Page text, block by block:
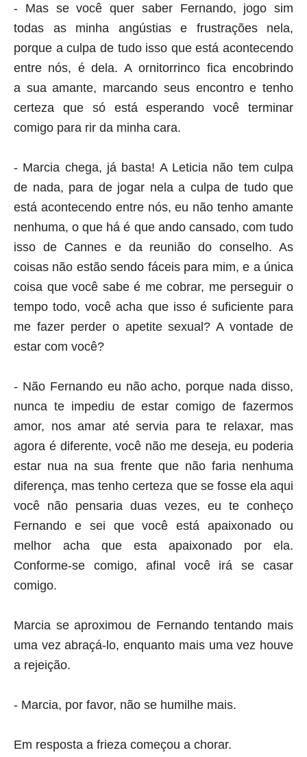
- Mas se você quer saber Fernando, jogo sim
todas as minha angústias e frustrações nela,
porque a culpa de tudo isso que está acontecendo
entre nós, é dela. A ornitorrinco fica encobrindo
a sua amante, marcando seus encontro e tenho
certeza que só está esperando você terminar
comigo para rir da minha cara.
- Marcia chega, já basta! A Leticia não tem culpa
de nada, para de jogar nela a culpa de tudo que
está acontecendo entre nós, eu não tenho amante
nenhuma, o que há é que ando cansado, com tudo
isso de Cannes e da reunião do conselho. As
coisas não estão sendo fáceis para mim, e a única
coisa que você sabe é me cobrar, me perseguir o
tempo todo, você acha que isso é suficiente para
me fazer perder o apetite sexual? A vontade de
estar com você?
- Não Fernando eu não acho, porque nada disso,
nunca te impediu de estar comigo de fazermos
amor, nos amar até servia para te relaxar, mas
agora é diferente, você não me deseja, eu poderia
estar nua na sua frente que não faria nenhuma
diferença, mas tenho certeza que se fosse ela aqui
você não pensaria duas vezes, eu te conheço
Fernando e sei que você está apaixonado ou
melhor acha que esta apaixonado por ela.
Conforme-se comigo, afinal você irá se casar
comigo.
Marcia se aproximou de Fernando tentando mais
uma vez abraçá-lo, enquanto mais uma vez houve
a rejeição.
- Marcia, por favor, não se humilhe mais.
Em resposta a frieza começou a chorar.